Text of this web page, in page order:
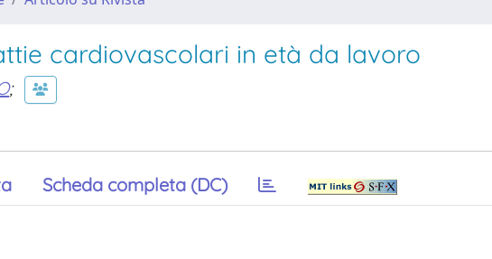
cardiovascolari in età da lavoro
;
Scheda completa (DC)